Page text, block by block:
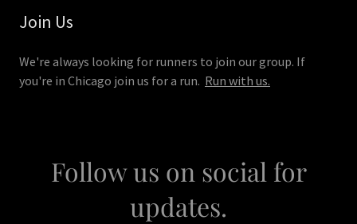
Join Us
We're always looking for runners to join our group. If
you're in Chicago join us for a run. Run with us.
Follow us on social for
updates.